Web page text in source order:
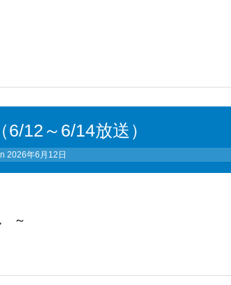
12～6/14放送）
2026年6月12日
～